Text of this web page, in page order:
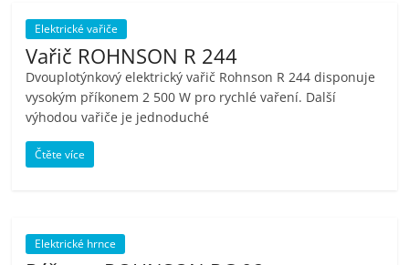
Elektrické vařiče
Vařič ROHNSON R 244
Dvouplotýnkový elektrický vařič Rohnson R 244 disponuje
vysokým příkonem 2 500 W pro rychlé vaření. Další
výhodou vařiče je jednoduché
Čtěte více
Elektrické hrnce